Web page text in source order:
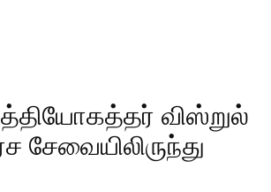
விஸ்றுல்
சேவையிலிருந்து